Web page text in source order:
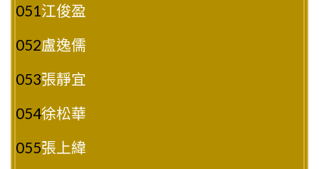
051 江俊盈
052盧逸儒
053張靜宜
054徐松華
055張上緯